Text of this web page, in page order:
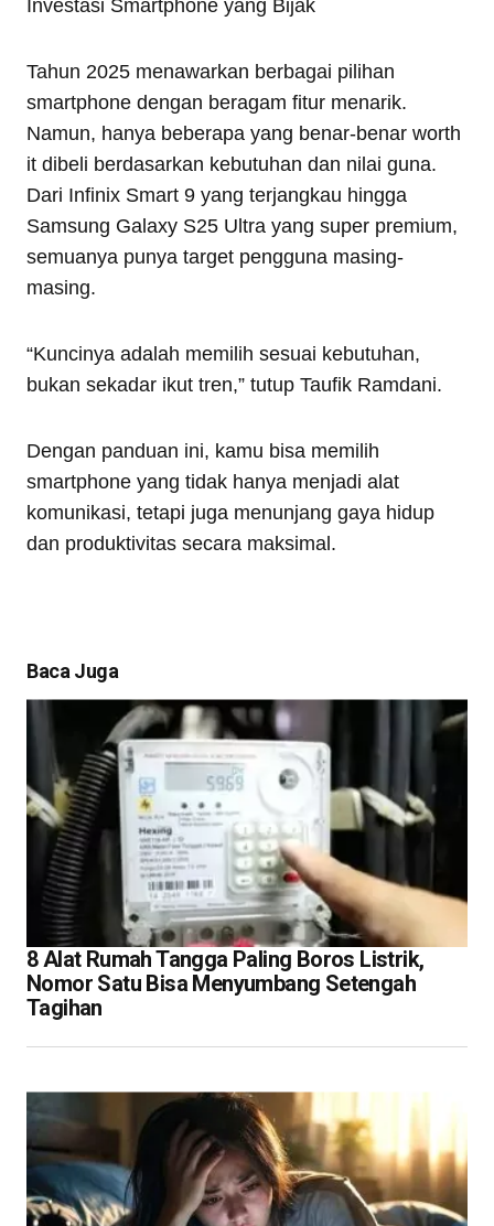
Investasi Smartphone yang Bijak
Tahun 2025 menawarkan berbagai pilihan
smartphone dengan beragam fitur menarik.
Namun, hanya beberapa yang benar-benar worth
it dibeli berdasarkan kebutuhan dan nilai guna.
Dari Infinix Smart 9 yang terjangkau hingga
Samsung Galaxy S25 Ultra yang super premium,
semuanya punya target pengguna masing-
masing.
“Kuncinya adalah memilih sesuai kebutuhan,
bukan sekadar ikut tren,” tutup Taufik Ramdani.
Dengan panduan ini, kamu bisa memilih
smartphone yang tidak hanya menjadi alat
komunikasi, tetapi juga menunjang gaya hidup
dan produktivitas secara maksimal.
Baca Juga
8 Alat Rumah Tangga Paling Boros Listrik,
Nomor Satu Bisa Menyumbang Setengah
Tagihan